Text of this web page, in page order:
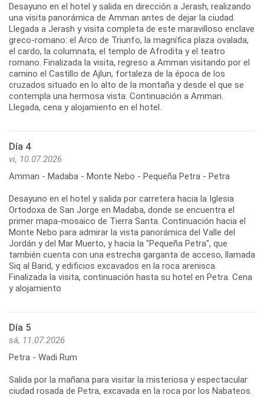
Desayuno en el hotel y salida en dirección a Jerash, realizando
una visita panorámica de Amman antes de dejar la ciudad.
Llegada a Jerash y visita completa de este maravilloso enclave
greco-romano: el Arco de Triunfo, la magnífica plaza ovalada,
el cardo, la columnata, el templo de Afrodita y el teatro
romano. Finalizada la visita, regreso a Amman visitando por el
camino el Castillo de Ajlun, fortaleza de la época de los
cruzados situado en lo alto de la montaña y desde el que se
contempla una hermosa vista. Continuación a Amman.
Llegada, cena y alojamiento en el hotel.
Día 4
vi, 10.07.2026
Amman - Madaba - Monte Nebo - Pequeña Petra - Petra
Desayuno en el hotel y salida por carretera hacia la Iglesia
Ortodoxa de San Jorge en Madaba, donde se encuentra el
primer mapa-mosaico de Tierra Santa. Continuación hacia el
Monte Nebo para admirar la vista panorámica del Valle del
Jordán y del Mar Muerto, y hacia la "Pequeña Petra", que
también cuenta con una estrecha garganta de acceso, llamada
Siq al Barid, y edificios excavados en la roca arenisca.
Finalizada la visita, continuación hasta su hotel en Petra. Cena
y alojamiento
Día 5
sá, 11.07.2026
Petra - Wadi Rum
Salida por la mañana para visitar la misteriosa y espectacular
ciudad rosada de Petra, excavada en la roca por los Nabateos.